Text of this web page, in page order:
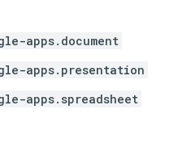
apps.document
apps.presentation
apps.spreadsheet